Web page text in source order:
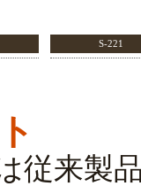
S-221
従来製